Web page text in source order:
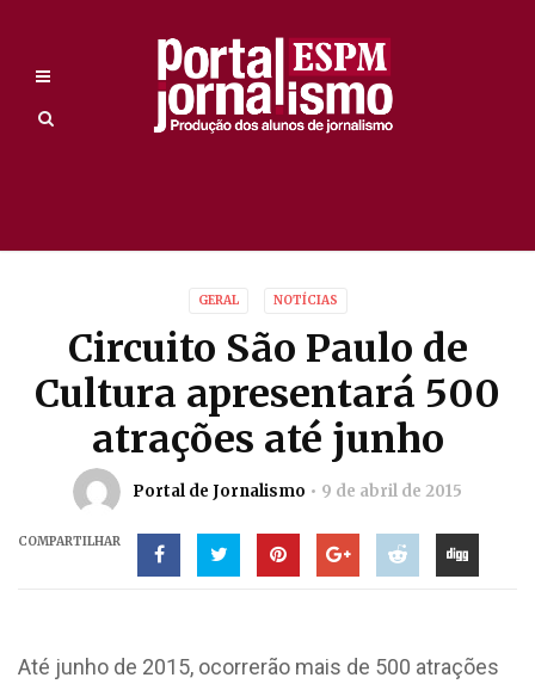
GERAL NOTÍCIAS
Circuito São Paulo de
Cultura apresentará 500
atrações até junho
Portal de Jornalismo 9 de abril de 2015
COMPARTILHAR
Até junho de 2015, ocorrerão mais de 500 atrações